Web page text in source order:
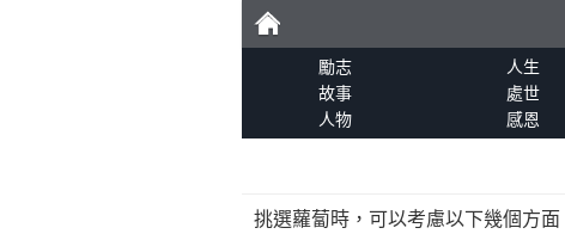
勵
勵志 人生
故事
處世
人物
感恩
挑選蘿蔔時，可以考慮以下幾個方面